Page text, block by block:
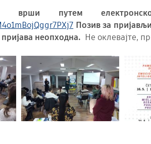
врши путем
Позив за
неопходна. Не оклевајте,